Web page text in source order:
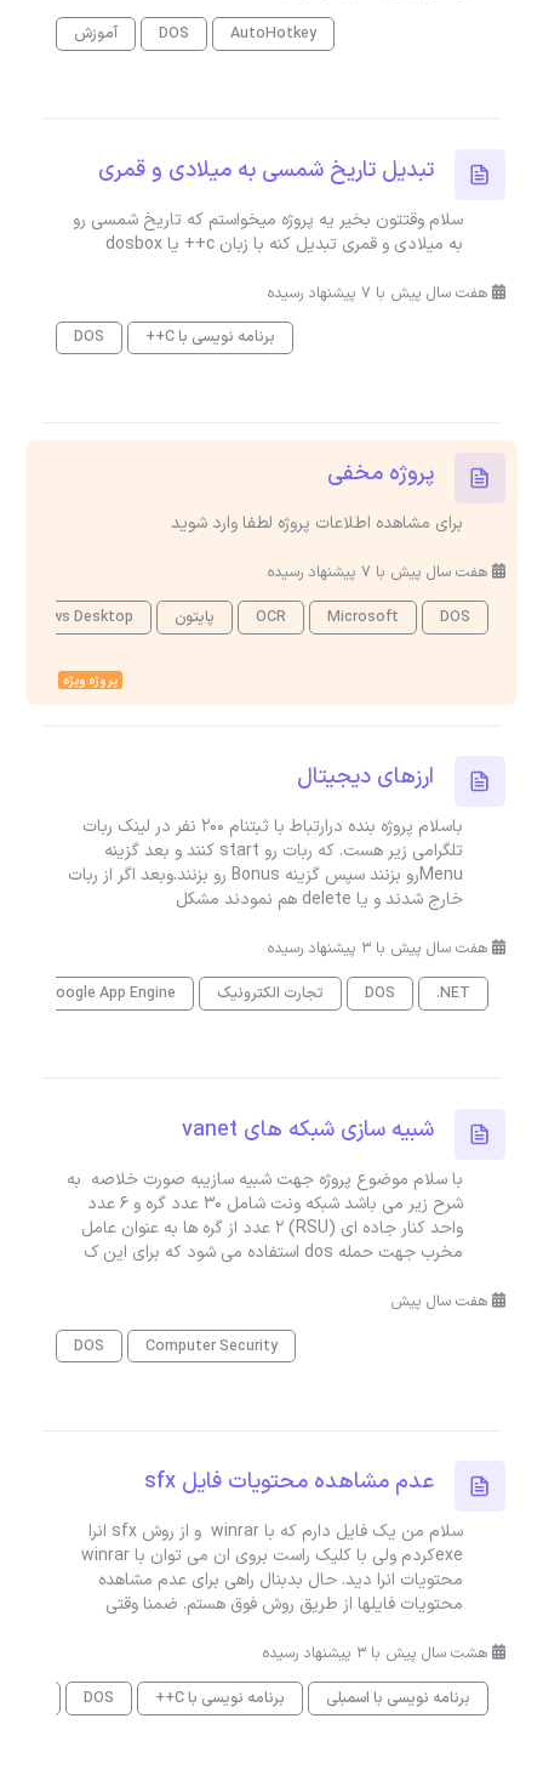
AutoHotkey
DOS آموزش
تبدیل تاریخ شمسی به میلادی و قمری
سلام وقتتون بخیر یه پروژه میخواستم که تاریخ شمسی رو
به میلادی و قمری تبدیل کنه با زبان c++ یا dosbox
هفت سال پیش با 7 پیشنهاد رسیده
برنامه نویسی با C++
DOS
پروژه مخفی
برای مشاهده اطلاعات پروژه لطفا وارد شوید
هفت سال پیش با 7 پیشنهاد رسیده
DOS
Microsoft
OCR پایتون Windows Desktop
پروژه ویژه
ارزهای دیجیتال
باسلام پروژه بنده درارتباط با ثبتنام 200 نفر در لینک ربات
تلگرامی زیر هست. که ربات رو start کنند و بعد گزینه
Menuرو بزنند سپس گزینه Bonus رو بزنند.وبعد اگر از ربات
خارج شدند و یا delete هم نمودند مشکل
هفت سال پیش با 3 پیشنهاد رسیده
.NET
DOS تجارت الکترونیک Google App Engine
شبیه سازی شبکه های vanet
با سلام موضوع پروژه جهت شبیه سازیبه صورت خلاصه به
شرح زیر می باشد شبکه ونت شامل 30 عدد گره و 6 عدد
واحد کنار جاده ای (RSU) 2 عدد از گره ها به عنوان عامل
مخرب جهت حمله dos استفاده می شود که برای این ک
هفت سال پیش
Computer Security
DOS
عدم مشاهده محتویات فایل sfx
سلام من یک فایل دارم که با winrar و از روش sfx انرا
exeکردم ولی با کلیک راست بروی ان می توان با winrar
محتویات انرا دید. حال بدبنال راهی برای عدم مشاهده
محتویات فایلها از طریق روش فوق هستم. ضمنا وقتی
هشت سال پیش با 3 پیشنهاد رسیده
برنامه نویسی با اسمبلی
برنامه نویسی با C++ DOS